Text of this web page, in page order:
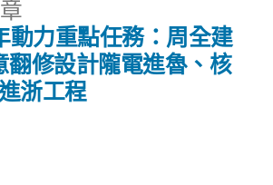
一
篇
文
力重點任務：周全建
翻修設計隴電進魯、核
浙工程